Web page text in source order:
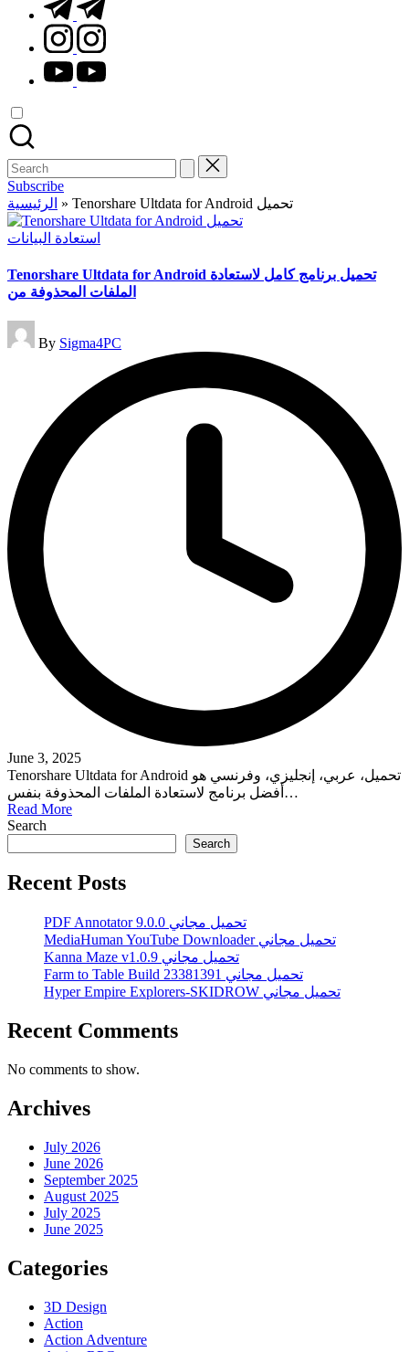
instagram.com
youtube.com
Search
for:
Subscribe
الرئيسية » Tenorshare Ultdata for Android تحميل
Posted
استعادة البيانات
Tenorshare Ultdata for Android تحميل برنامج كامل لاستعادة
الملفات المحذوفة من
Posted
by
By Sigma4PC
June 3, 2025
Tenorshare Ultdata for Android تحميل، عربي، إنجليزي، وفرنسي هو
أفضل برنامج لاستعادة الملفات المحذوفة بنفس…
Read More
Search
Search
Recent Posts
PDF Annotator 9.0.0 تحميل مجاني
MediaHuman YouTube Downloader تحميل مجاني
Kanna Maze v1.0.9 تحميل مجاني
Farm to Table Build 23381391 تحميل مجاني
Hyper Empire Explorers-SKIDROW تحميل مجاني
Recent Comments
No comments to show.
Archives
July 2026
June 2026
September 2025
August 2025
July 2025
June 2025
Categories
3D Design
Action
Action Adventure